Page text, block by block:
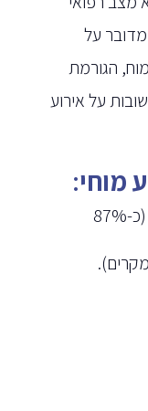
מדובר על
הגורמת
על אירוע
מוחי:
– חסימה של כלי דם במוח (כ-87%